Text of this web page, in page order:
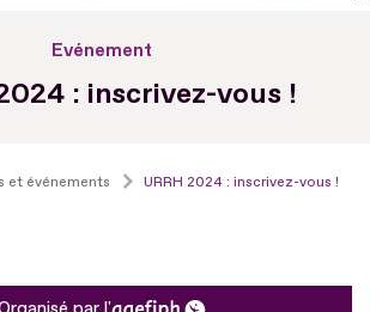
Evénement
: inscrivez-vous !
et événements URRH 2024 : inscrivez-vous !